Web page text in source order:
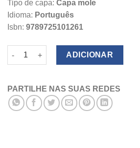
Tipo de capa: Capa mole
Idioma: Português
Isbn: 9789725101261
Quantidade de A Interpretação da Bíblia
ADICIONAR
PARTILHE NAS SUAS REDES